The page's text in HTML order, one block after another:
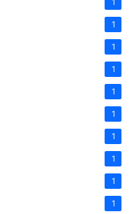
1
1
1
1
1
1
1
1
1
1